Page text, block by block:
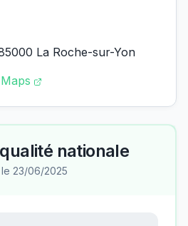
La Roche-sur-Yon
nationale
23/06/2025